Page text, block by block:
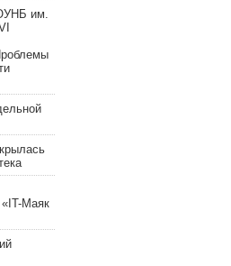
им.
«IT-Маяк